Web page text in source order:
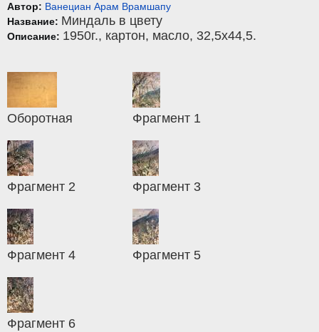
Автор: Ванециан Арам Врамшапу
Название: Миндаль в цвету
Описание: 1950г., картон, масло, 32,5x44,5.
Оборотная Фрагмент 1
Фрагмент 2 Фрагмент 3
Фрагмент 4 Фрагмент 5
Фрагмент 6